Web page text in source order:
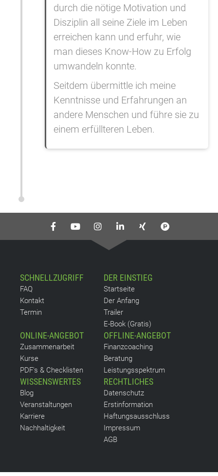
durch die nötige Motivation und
Disziplin all seine Ziele im Leben
erreichen kann und erfuhr, wie
man dieses Know-How zu Erfolg
umwandeln konnte.
Seitdem übermittle ich meine
Kenntnisse und Erfahrungen an
andere Menschen und führe sie zu
einem erfüllteren Leben.
SCHNELLZUGRIFF
FAQ
Kontakt
Termin
DER EINSTIEG
Startseite
Der Anfang
Trailer
E-Book (Gratis)
ONLINE-ANGEBOT
Zusammenarbeit
Kurse
PDF's & Checklisten
OFFLINE-ANGEBOT
Finanzcoaching
Beratung
Leistungsspektrum
WISSENSWERTES
Blog
Veranstaltungen
Karriere
Nachhaltigkeit
RECHTLICHES
Datenschutz
Erstinformation
Haftungsausschluss
Impressum
AGB